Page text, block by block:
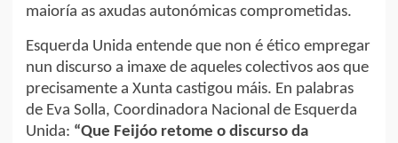
maioría as axudas autonómicas comprometidas.
Esquerda Unida entende que non é ético empregar
nun discurso a imaxe de aqueles colectivos aos que
precisamente a Xunta castigou máis. En palabras
de Eva Solla, Coordinadora Nacional de Esquerda
Unida: “Que Feijóo retome o discurso da